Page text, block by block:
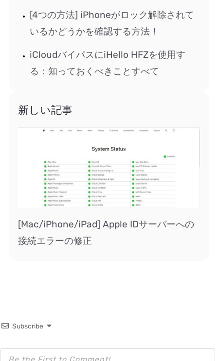
[4つの方法] iPhoneがロック解除されて
いるかどうかを確認する方法！
iCloudバイパスにiHello HFZを使用す
る：知っておくべきことすべて
新しい記事
[Mac/iPhone/iPad] Apple IDサーバーへの
接続エラーの修正
Subscribe